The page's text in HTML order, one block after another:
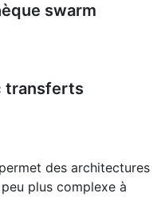
swarm
transferts
des architectures
plus complexe à